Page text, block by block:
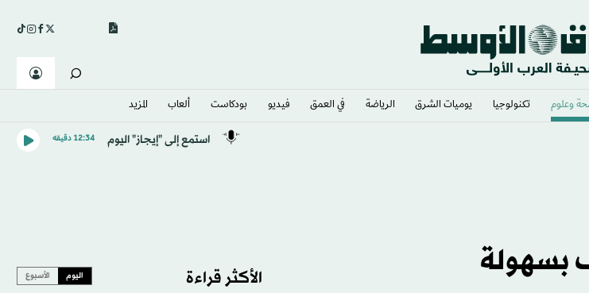
وعلوم تكنولوجيا يوميات الشرق​ الرياضة في العمق فيديو بودكاست ألعاب المزيد
استمع إلى "إيجاز" اليوم 12:34 دقيقه
الأكثر قراءة اليوم الأسبوع